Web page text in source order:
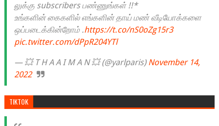
லுக்கு subscribers பண்ணுங்கள் !!*
உங்களின் கைகளில் எங்களின் தாய் மண் வீடியோக்களை
ஒப்படைக்கின்றோம் .https://t.co/nS0oZg15r3
pic.twitter.com/dPpR204YTl
— 💥 T H A A I M A N 💥 (@yarlparis) November 14,
2022
TIKTOK